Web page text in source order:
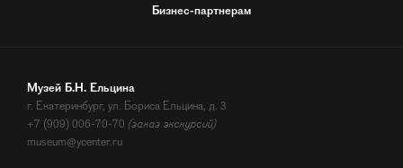
Бизнес-партнерам
Музей Б.Н. Ельцина
г. Екатеринбург, ул. Бориса Ельцина, д. 3
+7 (909) 006-70-70 (заказ экскурсий)
museum@ycenter.ru